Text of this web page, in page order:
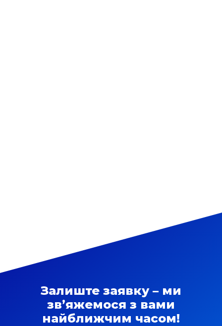
Залиште заявку – ми
зв’яжемося з вами
найближчим часом!